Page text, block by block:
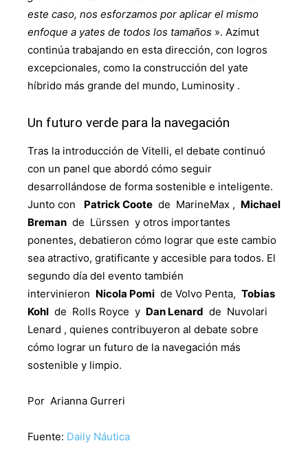
este caso, nos esforzamos por aplicar el mismo
enfoque a yates de todos los tamaños ». Azimut
continúa trabajando en esta dirección, con logros
excepcionales, como la construcción del yate
híbrido más grande del mundo, Luminosity .
Un futuro verde para la navegación
Tras la introducción de Vitelli, el debate continuó
con un panel que abordó cómo seguir
desarrollándose de forma sostenible e inteligente.
Junto con Patrick Coote de MarineMax , Michael
Breman de Lürssen y otros importantes
ponentes, debatieron cómo lograr que este cambio
sea atractivo, gratificante y accesible para todos. El
segundo día del evento también
intervinieron Nicola Pomi de Volvo Penta, Tobias
Kohl de Rolls Royce y Dan Lenard de Nuvolari
Lenard , quienes contribuyeron al debate sobre
cómo lograr un futuro de la navegación más
sostenible y limpio.
Por Arianna Gurreri
Fuente: Daily Náutica